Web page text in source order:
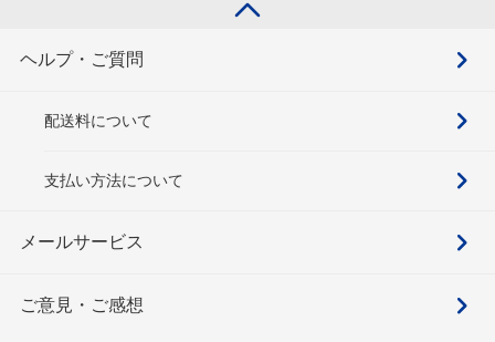
ヘルプ・ご質問
配送料について
支払い方法について
メールサービス
ご意見・ご感想